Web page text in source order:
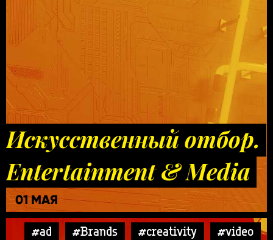
Искусственный отбор.
Entertainment & Media
01 МАЯ
#ad #Brands #creativity #video